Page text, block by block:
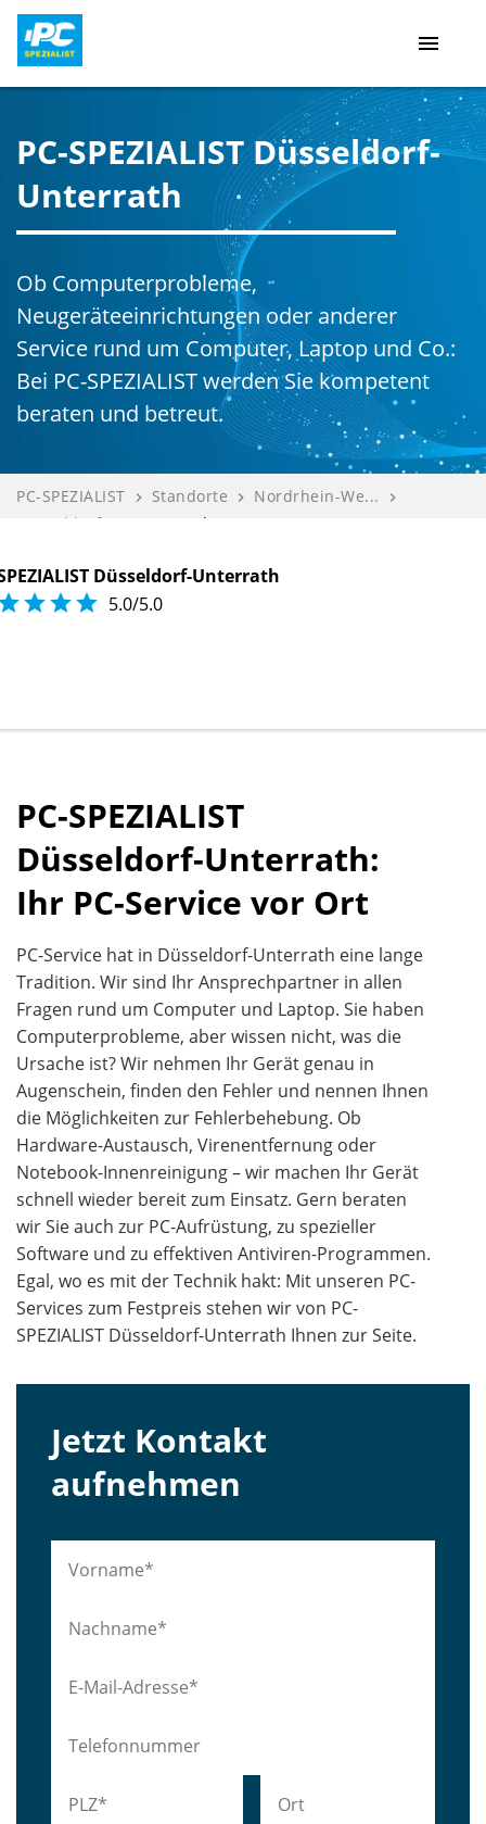
menu
PC-SPEZIALIST Düsseldorf-
Unterrath
Ob Computerprobleme,
Neugeräteeinrichtungen oder anderer
Service rund um Computer, Laptop und Co.:
Bei PC-SPEZIALIST werden Sie kompetent
beraten und betreut.
PC-SPEZIALIST navigate_next Standorte navigate_next Nordrhein-We... navigate_next
Düsseldorf-... YapTech!-Com...
Düsseldorf-Unterrath
 5.0/5.0
PC-SPEZIALIST
Düsseldorf-Unterrath:
Ihr PC-Service vor Ort
PC-Service hat in Düsseldorf-Unterrath eine lange
Tradition. Wir sind Ihr Ansprechpartner in allen
Fragen rund um Computer und Laptop. Sie haben
Computerprobleme, aber wissen nicht, was die
Ursache ist? Wir nehmen Ihr Gerät genau in
Augenschein, finden den Fehler und nennen Ihnen
die Möglichkeiten zur Fehlerbehebung. Ob
Hardware-Austausch, Virenentfernung oder
Notebook-Innenreinigung – wir machen Ihr Gerät
schnell wieder bereit zum Einsatz. Gern beraten
wir Sie auch zur PC-Aufrüstung, zu spezieller
Software und zu effektiven Antiviren-Programmen.
Egal, wo es mit der Technik hakt: Mit unseren PC-
Services zum Festpreis stehen wir von PC-
SPEZIALIST Düsseldorf-Unterrath Ihnen zur Seite.
Jetzt Kontakt
aufnehmen